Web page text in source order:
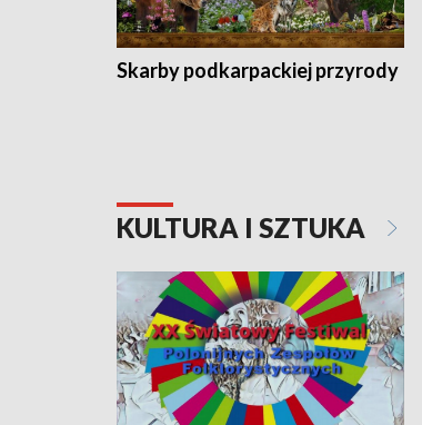
Skarby podkarpackiej przyrody
KULTURA I SZTUKA